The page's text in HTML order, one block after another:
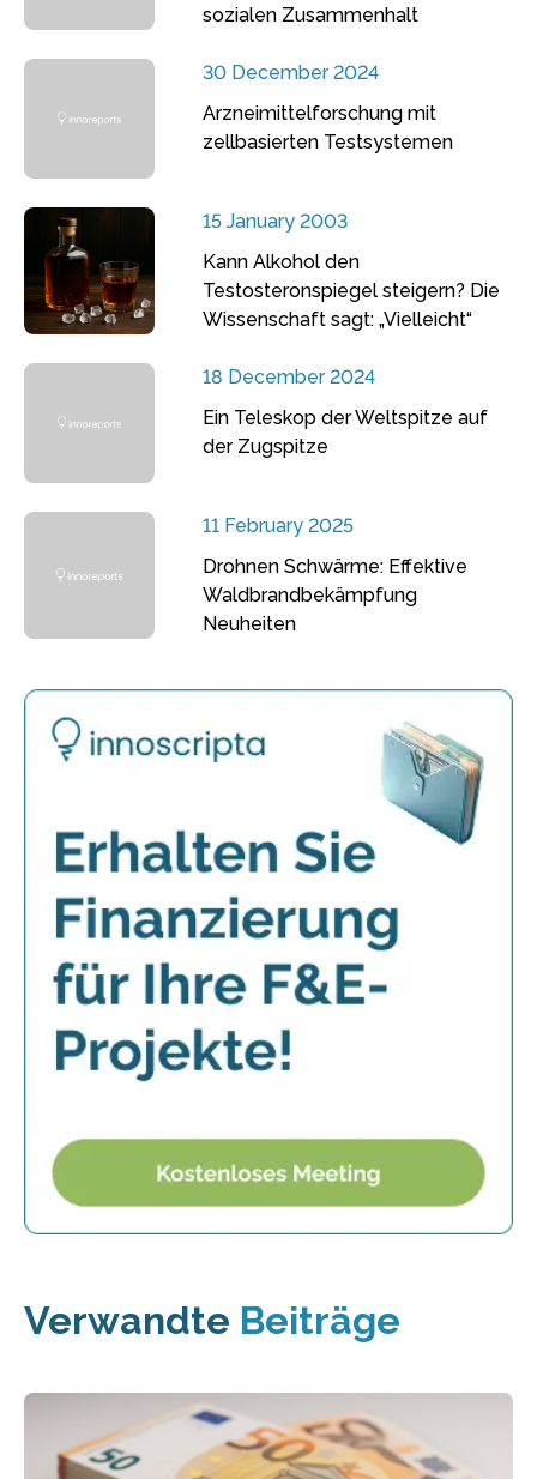
sozialen Zusammenhalt
30 December 2024
Arzneimittelforschung mit
zellbasierten Testsystemen
15 January 2003
Kann Alkohol den
Testosteronspiegel steigern? Die
Wissenschaft sagt: „Vielleicht“
18 December 2024
Ein Teleskop der Weltspitze auf
der Zugspitze
11 February 2025
Drohnen Schwärme: Effektive
Waldbrandbekämpfung
Neuheiten
Verwandte Beiträge